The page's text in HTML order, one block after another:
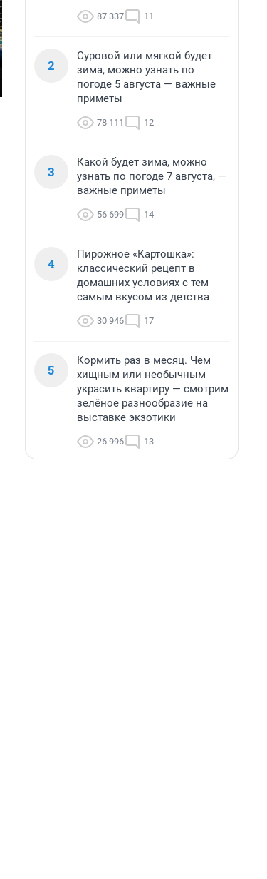
87 337 11
2
Суровой или мягкой будет
зима, можно узнать по
погоде 5 августа — важные
приметы
78 111 12
3
Какой будет зима, можно
узнать по погоде 7 августа, —
важные приметы
56 699 14
4
Пирожное «Картошка»:
классический рецепт в
домашних условиях с тем
самым вкусом из детства
30 946 17
5
Кормить раз в месяц. Чем
хищным или необычным
украсить квартиру — смотрим
зелёное разнообразие на
выставке экзотики
26 996 13